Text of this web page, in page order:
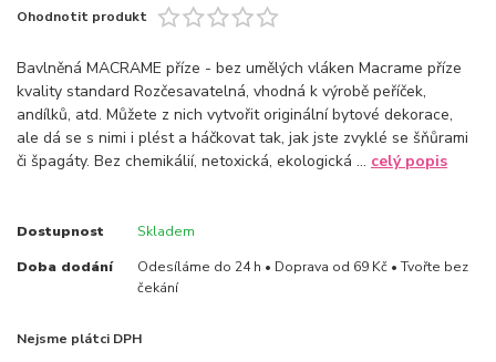
Ohodnotit produkt
Bavlněná MACRAME příze - bez umělých vláken Macrame příze
kvality standard Rozčesavatelná, vhodná k výrobě peříček,
andílků, atd. Můžete z nich vytvořit originální bytové dekorace,
ale dá se s nimi i plést a háčkovat tak, jak jste zvyklé se šňůrami
či špagáty. Bez chemikálií, netoxická, ekologická ... celý popis
Dostupnost Skladem
Doba dodání
Odesíláme do 24 h • Doprava od 69 Kč • Tvořte bez
čekání
Nejsme plátci DPH